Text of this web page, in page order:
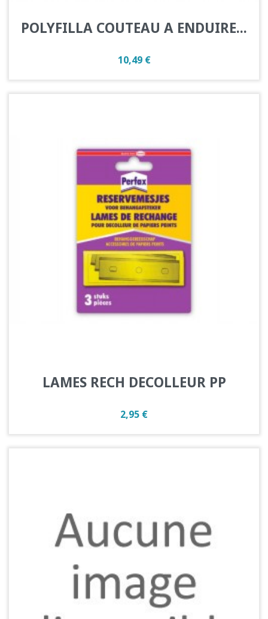
POLYFILLA COUTEAU A ENDUIRE...
Prix
10,49 €
LAMES RECH DECOLLEUR PP
Prix
2,95 €